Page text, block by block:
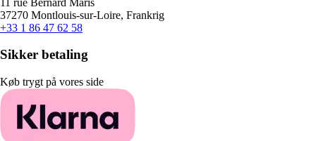
37270 Montlouis-sur-Loire, Frankrig
+33 1 86 47 62 58
Sikker betaling
Køb trygt på vores side